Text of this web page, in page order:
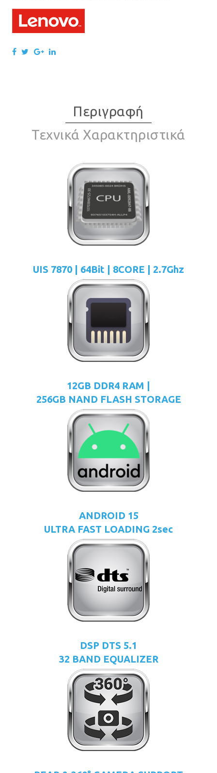
Περιγραφή
Τεχνικά Χαρακτηριστικά
UIS 7870 | 64Bit | 8CORE | 2.7Ghz
12GB DDR4 RAM |
256GB NAND FLASH STORAGE
ANDROID 15
ULTRA FAST LOADING 2sec
DSP DTS 5.1
32 BAND EQUALIZER